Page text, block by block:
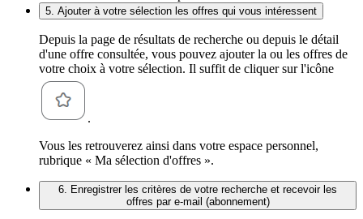
5. Ajouter à votre sélection les offres qui vous intéressent
Depuis la page de résultats de recherche ou depuis le détail
d'une offre consultée, vous pouvez ajouter la ou les offres de
votre choix à votre sélection. Il suffit de cliquer sur l'icône
.
Vous les retrouverez ainsi dans votre espace personnel,
rubrique « Ma sélection d'offres ».
6. Enregistrer les critères de votre recherche et recevoir les
offres par e-mail (abonnement)